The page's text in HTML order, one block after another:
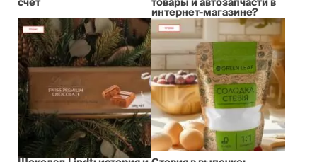
интернет-магазине?